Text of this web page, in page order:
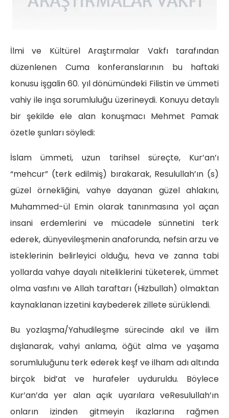
İlmi ve Kültürel Araştırmalar Vakfı tarafından
düzenlenen Cuma konferanslarının bu haftaki
konusu işgalin 60. yıl dönümündeki Filistin ve ümmeti
vahiy ile inşa sorumluluğu üzerineydi. Konuyu detaylı
bir şekilde ele alan konuşmacı Mehmet Pamak
özetle şunları söyledi:
İslam ümmeti, uzun tarihsel süreçte, Kur’an’ı
“mehcur” (terk edilmiş) bırakarak, Resulullah’ın (s)
güzel örnekliğini, vahye dayanan güzel ahlakını,
Muhammed-ül Emin olarak tanınmasına yol açan
insani erdemlerini ve mücadele sünnetini terk
ederek, dünyevileşmenin anaforunda, nefsin arzu ve
isteklerinin belirleyici olduğu, heva ve zanna tabi
yollarda vahye dayalı niteliklerini tüketerek, ümmet
olma vasfını ve Allah taraftarı (Hizbullah) olmaktan
kaynaklanan izzetini kaybederek zillete sürüklendi.
Bu yozlaşma/Yahudileşme sürecinde akıl ve ilim
dışlanarak, vahyi anlama, öğüt alma ve yaşama
sorumluluğunu terk ederek keşf ve ilham adı altında
birçok bid’at ve hurafeler uyduruldu. Böylece
Kur’an’da yer alan açık uyarılara veResulullah’ın
onların izinden gitmeyin ikazlarına rağmen